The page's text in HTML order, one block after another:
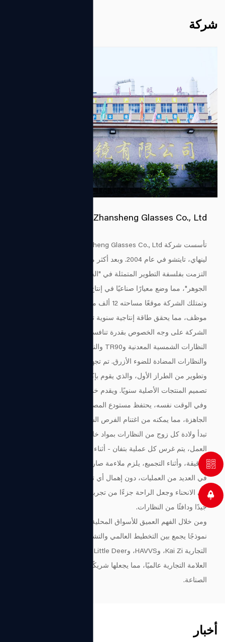
شركة
Zhejiang Zhansheng Glasses Co., Ltd.
لينهاي، تايتشو في عام 2004. وبعد أكثر من عقدين من التطوير،
التزمت بفلسفة التطوير المتمثلة في "الجودة كأساس والابتكار باعتباره
الجوهر"، مما وضع معيارًا صناعيًا في إنتاج النظارات.
الشركة على وجه الخصوص بقدرة تنافسية أساسية في تصنيع
النظارات الشمسية المعدنية وTR90 والنظارات الشمسية الورقية
والنظارات المضادة للضوء الأزرق. تم تجهيز المؤسسة بفريق بحث
وتطوير من الطراز الأول، والذي يقوم بإكمال مئات من تكرارات
تصميم المنتجات الأصلية سنويًا. ويقدم خدمات مخصصة فردية لعملائه.
وفي الوقت نفسه، يحتفظ مستودع المصنع بملايين المخزونات
الجاهزة، مما يمكنه من اغتنام الفرص السوقية للعملاء بسرعة.
تبدأ ولادة كل زوج من النظارات بمواد خام مختارة بعناية. في ورشة
العمل، يتم غرس كل عملية بتفان - أثناء التلميع، تتم متابعة اللمسة
الدقيقة، وأثناء التجميع، يلزم ملاءمة صارمة. يتم التحكم بشكل صارم
في العديد من العمليات، دون إهمال أي تفاصيل، فقط لدمج الجودة
في الانحناء وجعل الراحة جزءًا من تجربة الارتداء، مما يخلق زوجًا
جيدًا ودافئًا من النظارات.
ومن خلال الفهم العميق للأسواق المحلية والدولية، شكلت الشركة
نموذجًا يجمع بين التخطيط العالمي والتشغيل المحلي. وتشمل علاماتها
العلامة التجارية عالميًا، مما يجعلها شريكًا تعاونيًا موثوقًا به في
الصناعة.
أخبار